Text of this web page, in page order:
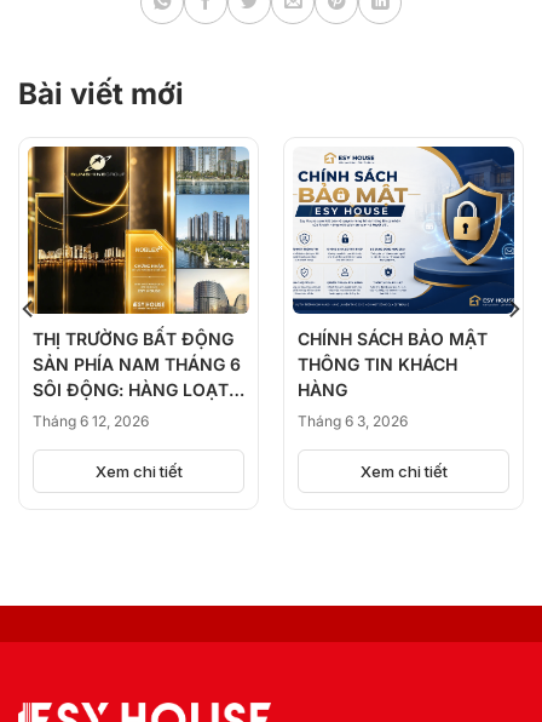
Bài viết mới
THỊ TRƯỜNG BẤT ĐỘNG
SẢN PHÍA NAM THÁNG 6
SÔI ĐỘNG: HÀNG LOẠT
DỰ ÁN ĐỒNG LOẠT
NGUỒN CUNG
Tháng 6 12, 2026
Xem chi tiết
CHÍNH SÁCH BẢO MẬT
THÔNG TIN KHÁCH
HÀNG
Tháng 6 3, 2026
Xem chi tiết